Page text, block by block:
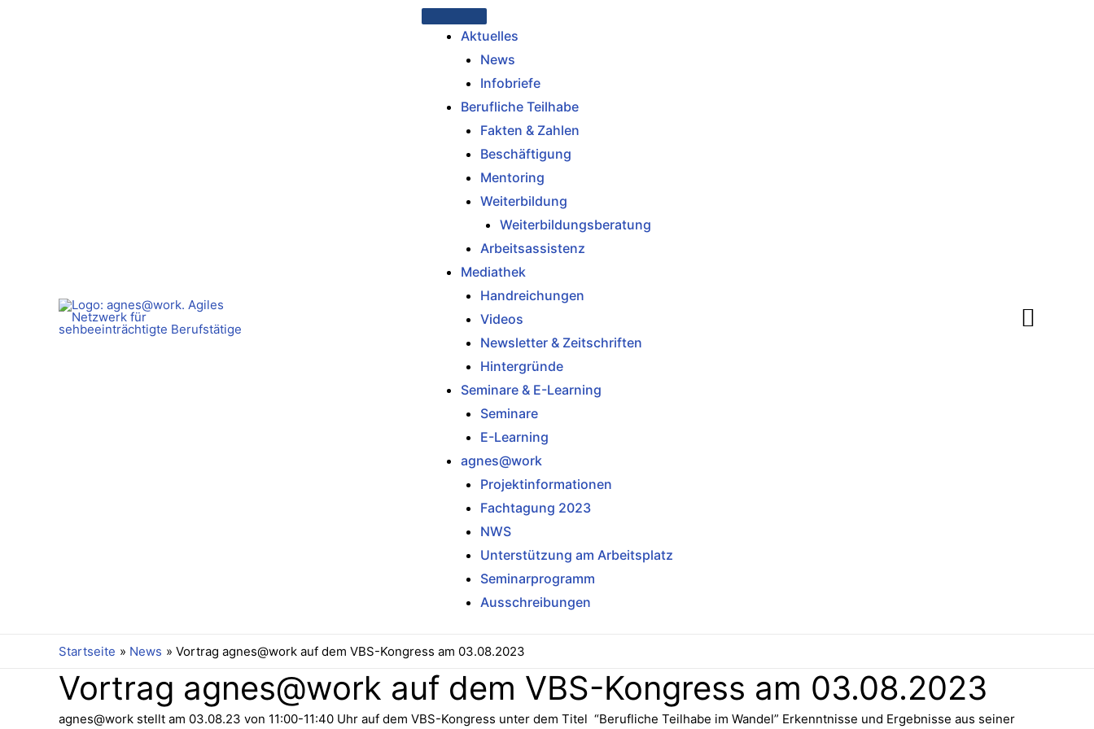
Aktuelles
News
Infobriefe
Berufliche Teilhabe
Fakten & Zahlen
Beschäftigung
Mentoring
Weiterbildung
Weiterbildungsberatung
Arbeitsassistenz
Mediathek
Handreichungen
Videos
Newsletter & Zeitschriften
Hintergründe
Seminare & E-Learning
Seminare
E-Learning
agnes@work
Projektinformationen
Fachtagung 2023
NWS
Unterstützung am Arbeitsplatz
Seminarprogramm
Ausschreibungen
Suche
Startseite News Vortrag agnes@work auf dem VBS-Kongress am 03.08.2023
Vortrag agnes@work auf dem VBS-Kongress am 03.08.2023
agnes@work stellt am 03.08.23 von 11:00-11:40 Uhr auf dem VBS-Kongress unter dem Titel “Berufliche Teilhabe im Wandel” Erkenntnisse und Ergebnisse aus seiner